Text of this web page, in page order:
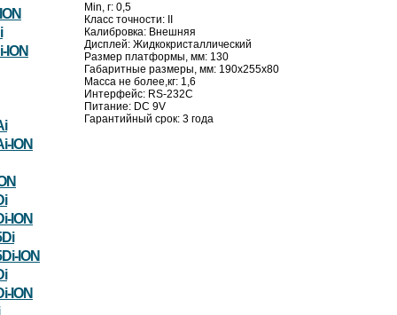
ION
ION
ION
ION
ION
Min, г: 0,5
Класс точности: II
Калибровка: Внешняя
Дисплей: Жидкокристаллический
Размер платформы, мм: 130
Габаритные размеры, мм: 190х255х80
Масса не более,кг: 1,6
Интерфейс: RS-232C
Питание: DC 9V
Гарантийный срок: 3 года